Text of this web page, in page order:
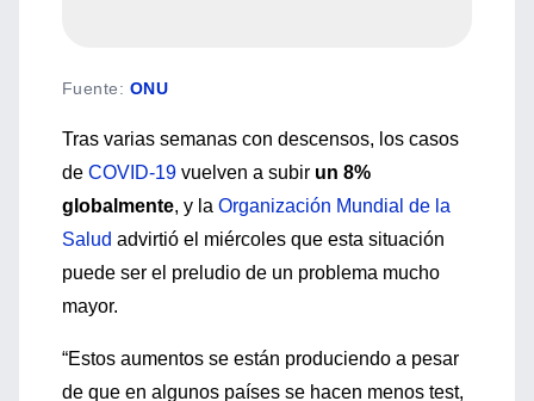
Fuente: ONU
Tras varias semanas con descensos, los casos
de COVID-19 vuelven a subir un 8%
globalmente, y la Organización Mundial de la
Salud advirtió el miércoles que esta situación
puede ser el preludio de un problema mucho
mayor.
“Estos aumentos se están produciendo a pesar
de que en algunos países se hacen menos test,